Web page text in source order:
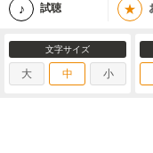
試聴 ★
文字サイズ
大 中 小